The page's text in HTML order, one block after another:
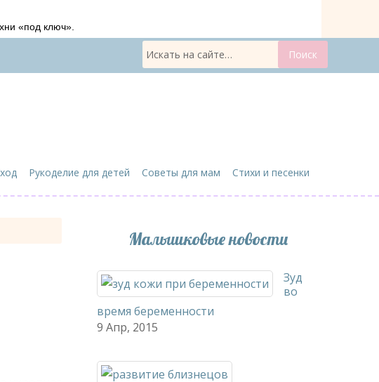
«под ключ».
Рукоделие для детей Советы для мам Стихи и песенки
Малышковые новости
Зуд
во
время беременности
9 Апр, 2015